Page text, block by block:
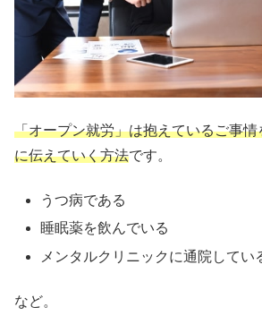
「オープン就労」は抱えているご事
に伝えていく方法です。
うつ病である
睡眠薬を飲んでいる
メンタルクリニックに通院してい
など。